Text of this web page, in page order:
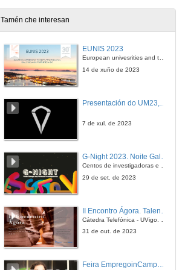
Tamén che interesan
EUNIS 2023
European univesrities and the digital transformation: challenges and opportunities ahead
14 de xuño de 2023
7 de xul. de 2023
G-Night 2023. Noite Galega das Persoas Investigadoras. Conciencias creativas
Centos de investigadoras e investigadores, decenas de actividades e sete cidades
29 de set. de 2023
Cátedra Telefónica - UVigo. Espazos de innovación
31 de out. de 2023
Feira EmpregoinCampus Vigo 2024